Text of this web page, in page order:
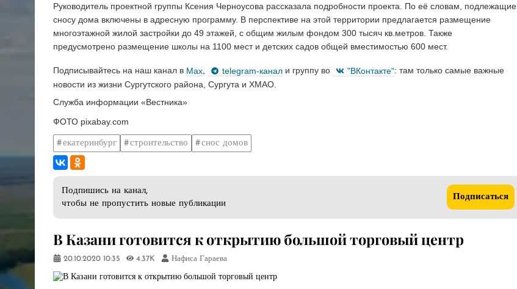
Руководитель проектной группы Ксения Черноусова рассказала подробности проекта. По её словам, подлежащие
сносу дома включены в адресную программу. В перспективе на этой территории предлагается размещение
многоэтажной жилой застройки до 49 этажей, с общим жилым фондом 300 тысяч кв.метров. Также
предусмотрено размещение школы на 1100 мест и детских садов общей вместимостью 600 мест.
Подписывайтесь на наш канал в Max, telegram-канал и группу во "ВКонтакте": там только самые важные
новости из жизни Сургутского района, Сургута и ХМАО.
Служба информации «Вестника»
ФОТО pixabay.com
екатеринбург строительство снос домов
Подпишись на канал,
чтобы не пропустить новые публикации
Подписаться
В Казани готовится к открытию большой торговый центр
20.10.2020 10:35 4.37K Нафиса Гараева